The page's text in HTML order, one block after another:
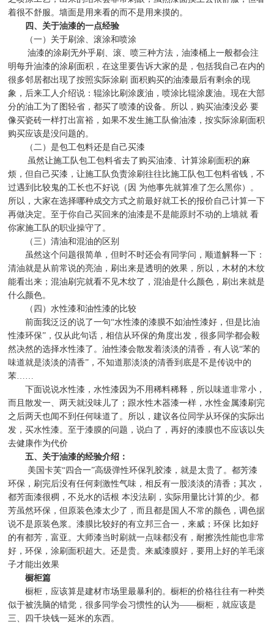
着很不舒服。墙面是用来看的而不是用来摸的。
四、关于油漆的一点经验
（一）关于刷涂、滚涂和喷涂
油漆的涂刷无外乎刷、滚、喷三种方法，油漆桶上一般都会注
明每升油漆的涂刷面积，在这里要告诉大家的是，包括我自己在内的
很多邻居都出现了按照实际涂刷 面积购买的油漆最后有剩余的现
象，后来工人介绍说：辊涂比刷涂废油，喷涂比辊涂废油。现在大部
分的油工为了图轻省，都买了喷漆的设备。所以，购买油漆没必 要
像买瓷砖一样打出富裕，如果不发生施工队偷油漆，按实际涂刷面积
购买应该是没问题的。
（二）是包工包料还是自己买漆
虽然让施工队包工包料省去了购买油漆、计算涂刷面积的麻
烦，但自己买漆，让施工队负责涂刷往往比施工队包工包料省钱，不
过遇到比较鬼的工长也不好说（因 为他事先就算准了怎么黑你）。
所以，大家在选择哪种成交方式之前最好就工长的报价自己计算一下
再做决定。至于你自己买回来的油漆是不是能原封不动的上墙就 看
你家施工队的职业操守了。
（三）清油和混油的区别
虽然这个问题很简单，但时不时还会有同学问，顺道解释一下：
清油就是从前常说的亮油，刷出来是透明的效果，所以，木材的木纹
能看出来；混油刷完就看不见木纹了，混油是什么颜色，刷出来就是
什么颜色。
（四）水性漆和油性漆的比较
前面我泛泛的说了一句“水性漆的漆膜不如油性漆好，但是比油
性漆环保” ，仅从此句话，相信从环保的角度出发，很多同学都会毅
然决然的选择水性漆了。油性漆会散发着淡淡的清香，有人说“苯的
味道就是淡淡的清香” ，不知道那淡淡的清香到底是不是传说中的
苯……
下面说说水性漆，水性漆因为不用稀料稀释，所以味道非常小，
而且散发一、两天就没味儿了；跟水性木器漆一样，水性金属漆刷完
之后两天也闻不到任何味道了。所以，建议各位同学从环保的实际出
发，买水性漆。至于漆膜的问题，说白了，再好的漆膜也不应该以失
去健康作为代价
五、关于油漆的经验介绍：
美国卡芙“四合一”高级弹性环保乳胶漆，就是太贵了。都芳漆
环保，刷完后没有任何刺激性气味，相反有一股淡淡的清香；其次，
都芳面漆很稠，不兑水的话根 本没法刷，实际用量比计算的少。都
芳虽然环保，但原装色漆太少了，而且都是国人不常的颜色，调色据
说不是原装色浆。漆膜比较好的有立邦三合一，来威；环保 比如好
的有都芳，富亚。大师漆当时刷就一点味都没有，耐擦洗性能也非常
好，环保，涂刷面积超大。还是贵。来威漆膜好，要用上好的羊毛滚
子才能出效果
橱柜篇
橱柜，应该算是建材市场里最暴利的。橱柜的价格往往有一种类
似于被洗脑的错觉，很多同学会习惯性的认为——橱柜，就应该是
三、四千块钱一延米的东西。